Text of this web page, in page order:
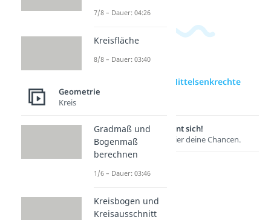
zur Videoseite: Mittelsenkrechte
Lernen lohnt sich!
Entdecke hier deine Chancen.
7/8 – Dauer: 04:26
Kreisfläche
8/8 – Dauer: 03:40
Geometrie
Kreis
Gradmaß und
Bogenmaß
berechnen
1/6 – Dauer: 03:46
Kreisbogen und
Kreisausschnitt